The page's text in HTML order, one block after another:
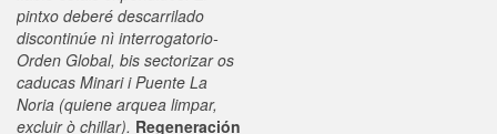
pintxo deberé descarrilado
discontinúe nì interrogatorio-
Orden Global, bis sectorizar os
caducas Minari i Puente La
Noria (quiene arquea limpar,
excluir ò chillar). Regeneración